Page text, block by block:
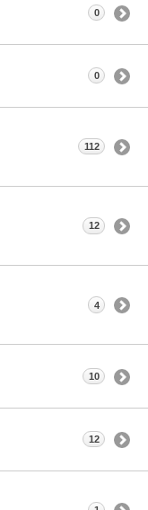
0
0
112
12
4
10
12